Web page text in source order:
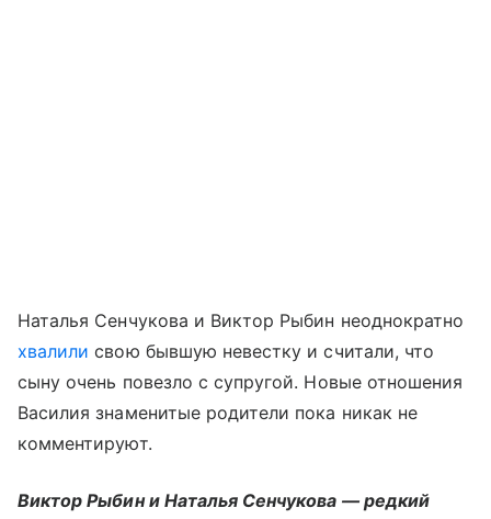
Наталья Сенчукова и Виктор Рыбин неоднократно
хвалили свою бывшую невестку и считали, что
сыну очень повезло с супругой. Новые отношения
Василия знаменитые родители пока никак не
комментируют.
Виктор Рыбин и Наталья Сенчукова — редкий